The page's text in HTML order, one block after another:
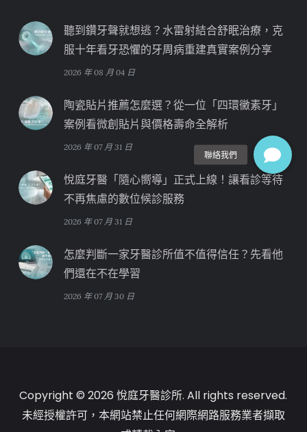
聽到鑽牙聲就想逃？水雷射結合舒眠治療，克
服十年看牙恐懼的牙周病重建真實案例分享
2026 年 08 月 04 日
陶瓷貼片推薦怎麼選？從一位「四環黴素牙」
案例看微創貼片與價格壽命全解析
2026 年 07 月 31 日
悅庭牙醫「隨心嚮導」正式上線！讓看診等待
不再焦慮的數位候診服務
2026 年 07 月 31 日
怎麼判斷一家牙醫診所值不值得信任？先看他
們還在不在學習
2026 年 07 月 30 日
Copyright © 2026 悅庭牙醫診所. All rights reserved.
未經授權許可，本網站禁止任何網際網路服務業者擷取